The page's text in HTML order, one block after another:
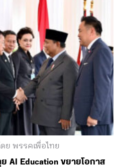
ย พรรคเพื่อไทย
AI Education ขยายโอกาส